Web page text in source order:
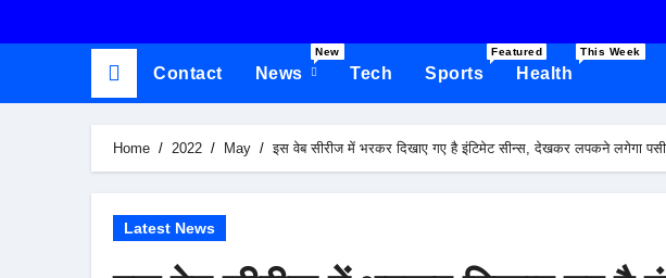
Contact News
New
Tech Sports
Featured
Health
This Week
Home 2022 May इस वेब सीरीज में भरकर दिखाए गए है इंटिमेट सीन्स, देखकर लपकने लगेगा
Latest News